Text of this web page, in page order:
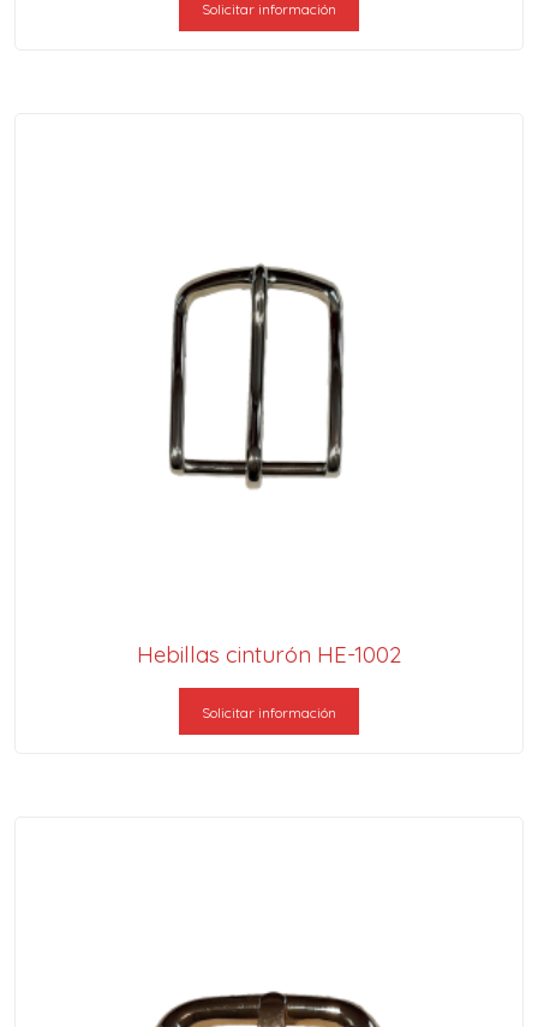
Solicitar información
Hebillas cinturón HE-1002
Solicitar información